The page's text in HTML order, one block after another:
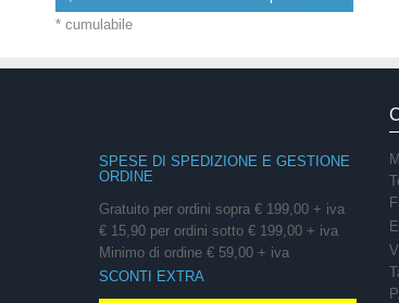
* cumulabile
SPESE DI SPEDIZIONE E GESTIONE
ORDINE
Gratuito per ordini sopra € 199,00 + iva
€ 15,90 per ordini sotto € 199,00 + iva
Minimo di ordine € 59,00 + iva
SCONTI EXTRA